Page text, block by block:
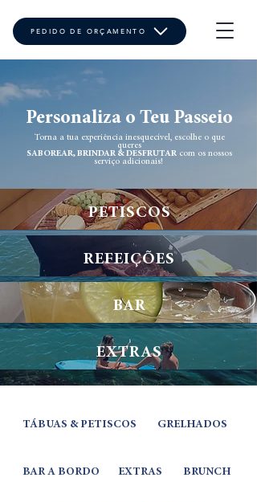
PEDIDO DE ORÇAMENTO
Personaliza o Teu Passeio
Torna a tua experiência inesquecível, escolhe o que
queres
SABOREAR, BRINDAR & DESFRUTAR com os nossos
serviço adicionais!
PETISCOS
REFEIÇÕES
BAR
EXTRAS
TÁBUAS & PETISCOS GRELHADOS
BAR A BORDO EXTRAS BRUNCH